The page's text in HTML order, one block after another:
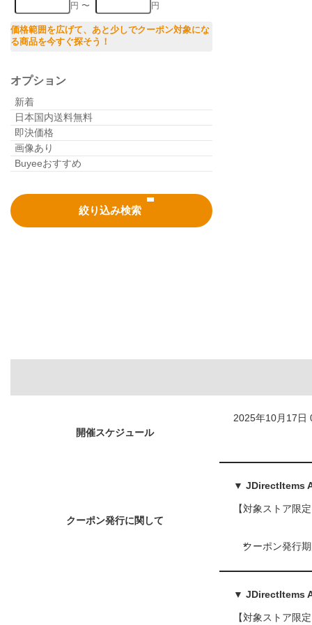
即決価格(最低)
円 〜
即決価格(最高)
円
価格範囲を広げて、あと少しでクーポン対象にな
る商品を今すぐ探そう！
オプション
新着
日本国内送料無料
即決価格
画像あり
Buyeeおすすめ
絞り込み検索
開催スケジュール
2025年10月17日
クーポン発行に関して
▼ JDirectItems
【対象ストア限
クーポン発行
▼ JDirectItems
【対象ストア限